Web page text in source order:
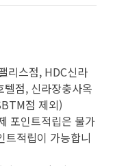
리스점, HDC신라
점, 신라장충사옥
점 제외)
포인트적립은 불가
트적립이 가능합니